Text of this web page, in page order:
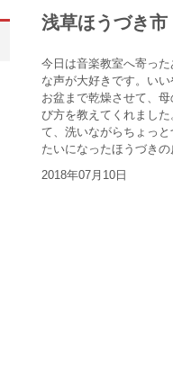
浅草ほうづき市
今日は音楽教室へ寄っ
な声が大好きです。い
お盆まで乾燥させて、
び方を教えてくれまし
て、洗いながらちょっ
たいになったほうづき
2018年07月10日